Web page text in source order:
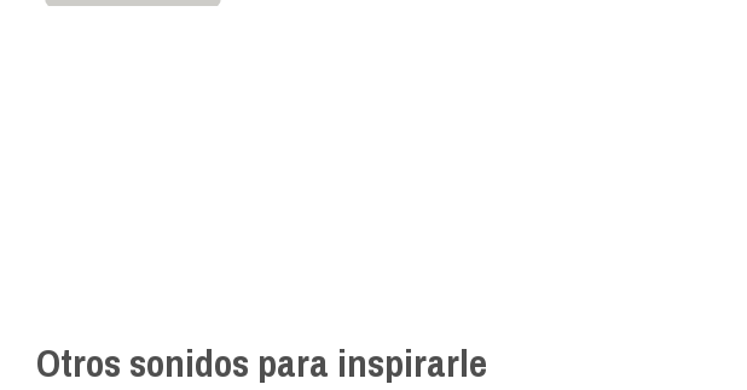
Otros sonidos para inspirarle